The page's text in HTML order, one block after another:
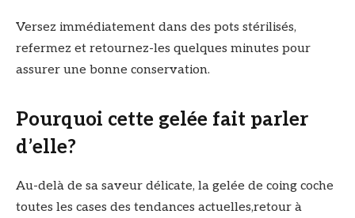
Versez immédiatement dans des pots stérilisés,
refermez et retournez-les quelques minutes pour
assurer une bonne conservation.
Pourquoi cette gelée fait parler
d’elle?
Au-delà de sa saveur délicate, la gelée de coing coche
toutes les cases des tendances actuelles,retour à